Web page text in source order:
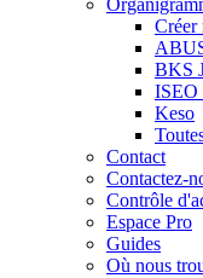
Créer
BKS
ISEO
Keso
Contact
Contactez-
Contrôle
Espace Pro
Guides
Où nous